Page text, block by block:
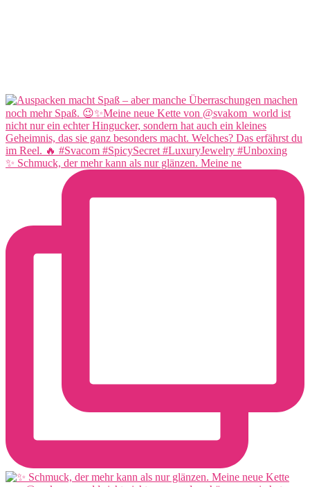
✨ Schmuck, der mehr kann als nur glänzen. Meine ne